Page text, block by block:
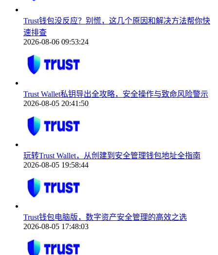
Trust钱包没反应？别慌，这几个原因和解决方法帮你快
速排查
2026-08-06 09:53:24
Trust Wallet私钥导出全攻略，安全操作与致命风险警示
2026-08-05 20:41:50
玩转Trust Wallet，从创建到安全管理钱包地址全指南
2026-08-05 19:58:44
Trust钱包电脑版，数字资产安全管理的高效之选
2026-08-05 17:48:03